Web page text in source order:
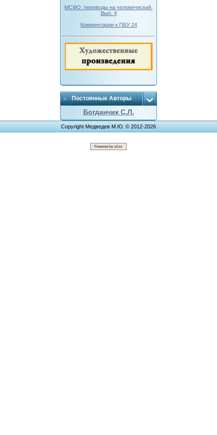
МСФО: переводы на человеческий.
Вып. 4
Комментарии к ПБУ 24
Постоянные Авторы
Богданчик С.Л.
Copyright Медведев М.Ю. © 2012-2026